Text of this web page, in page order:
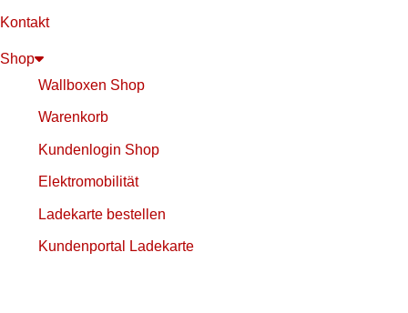
Kontakt
Shop
Wallboxen Shop
Warenkorb
Kundenlogin Shop
Elektromobilität
Ladekarte bestellen
Kundenportal Ladekarte